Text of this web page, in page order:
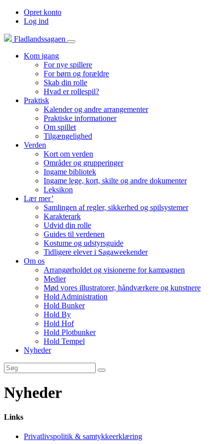
Opret konto
Log ind
Fladlandssagaen
Kom igang
For nye spillere
For børn og forældre
Skab din rolle
Hvad er rollespil?
Praktisk
Kalender og andre arrangementer
Praktiske informationer
Om spillet
Tilgængelighed
Verden
Kort om verden
Områder og grupperinger
Ingame bibliotek
Ingame lege, kort, skilte og andre dokumenter
Leksikon
Lær mer’
Samlingen af regler, sikkerhed og spilsystemer
Karakterark
Udvid din rolle
Guides til verdenen
Kostume og udstyrsguide
Tidligere elever i Sagaweekender
Om os
Arrangørholdet og visionerne for kampagnen
Medier
Mød vores illustratorer, håndværkere og kunstnere
Hold Administration
Hold Bunker
Hold By
Hold Hof
Hold Plotbunker
Hold Tempel
Nyheder
Nyheder
Links
Privatlivspolitik & samtykkeerklæring